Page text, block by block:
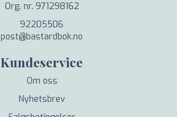
Org. nr. 971298162
92205506
post@bastardbok.no
Kundeservice
Om oss
Nyhetsbrev